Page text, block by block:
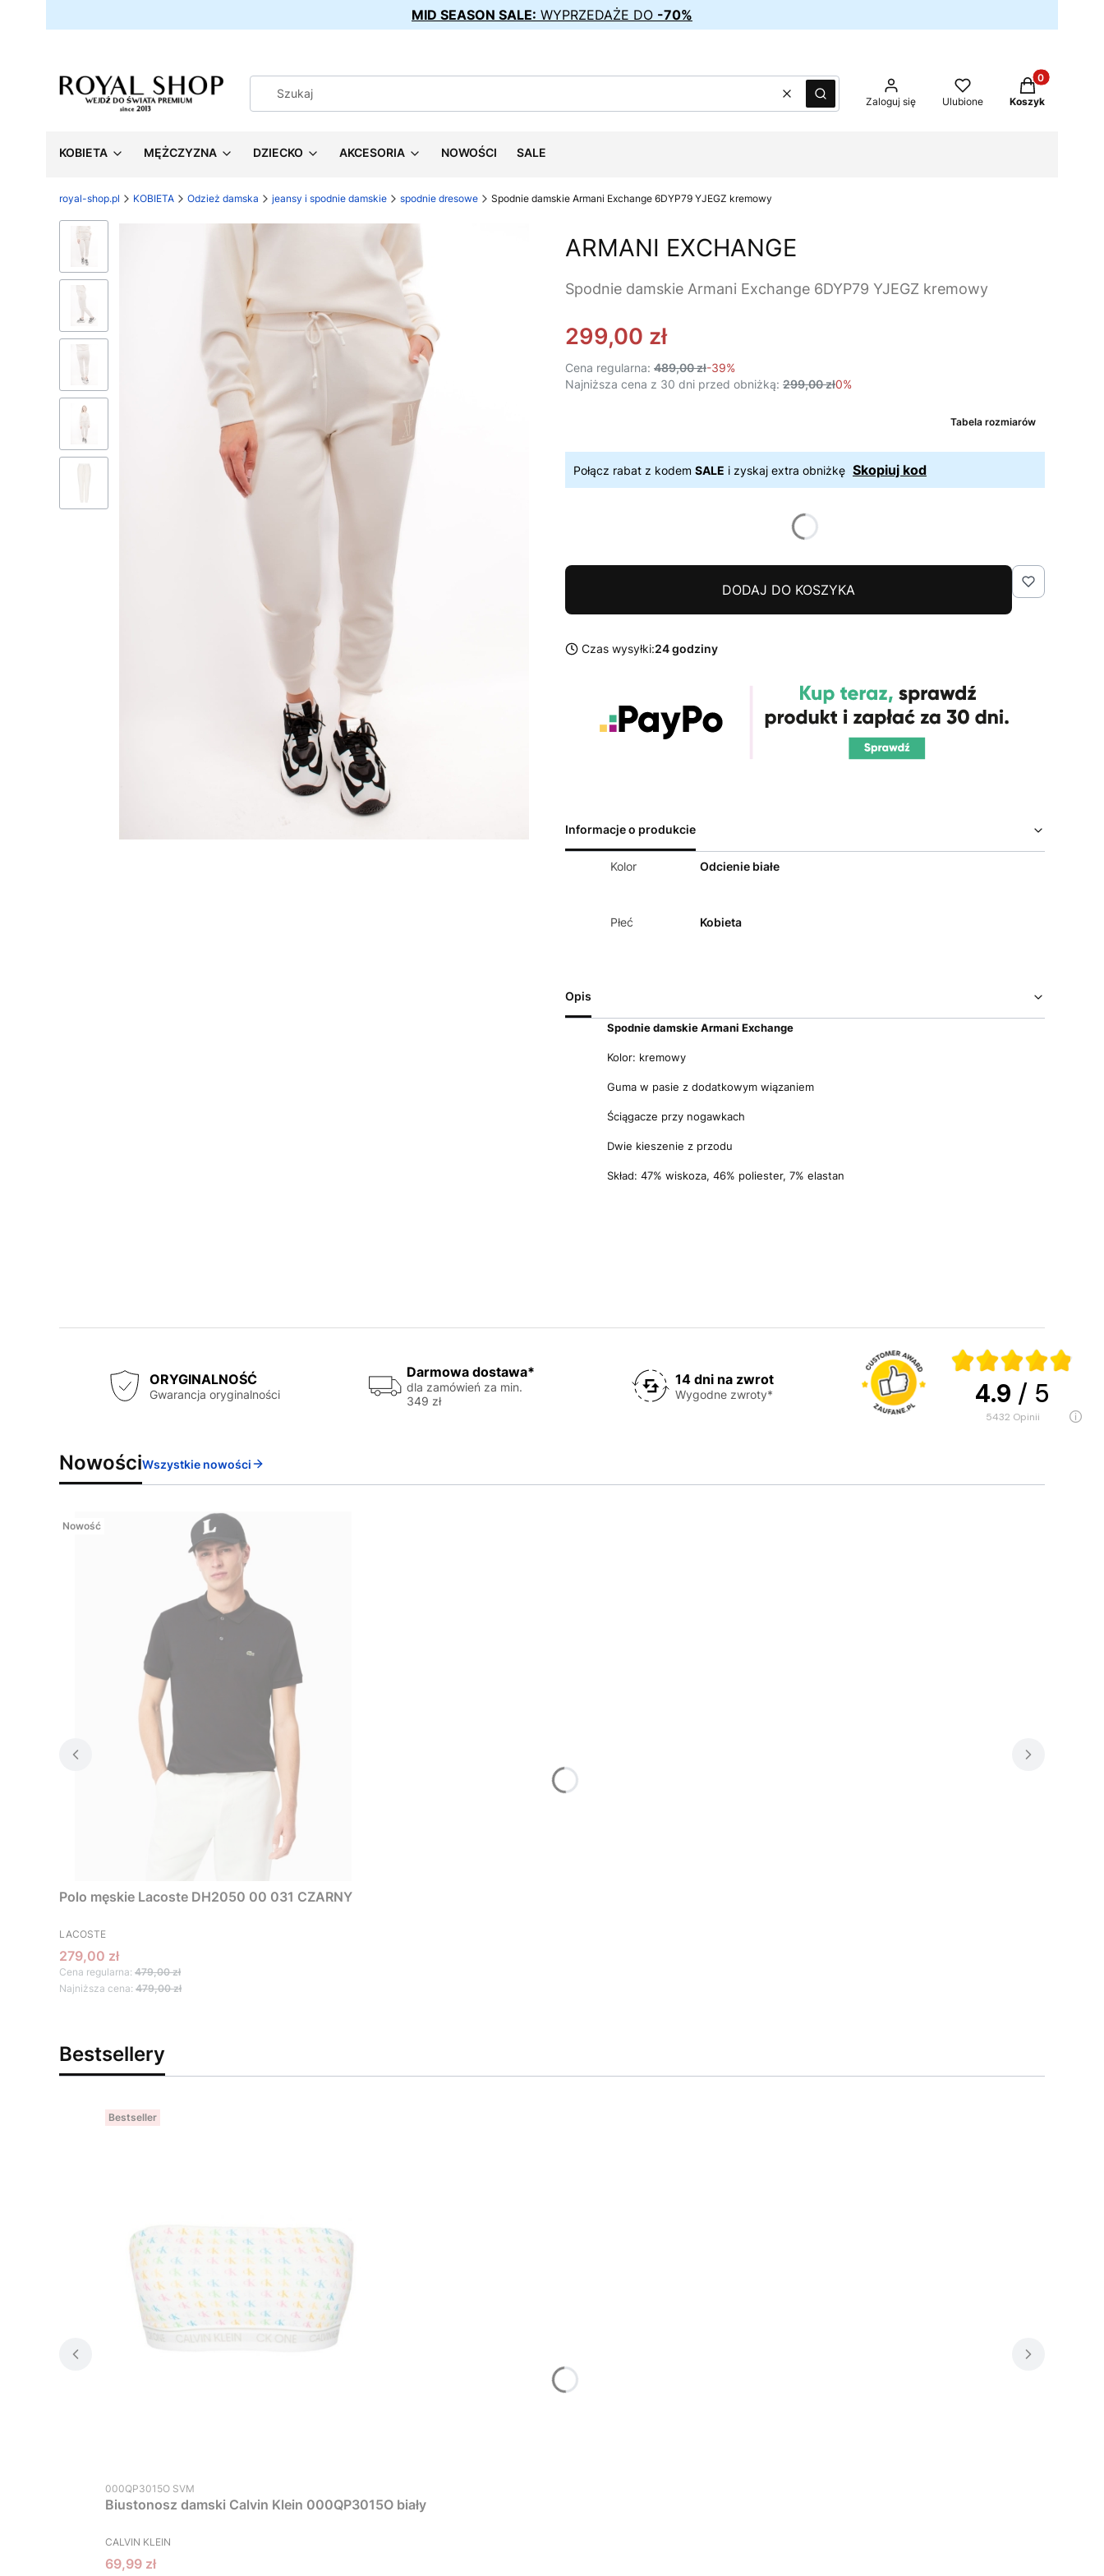
MID SEASON SALE: WYPRZEDAŻE DO -70%
WyczyśćSzukaj Zaloguj się Ulubione
Produkty w
Koszyk
KOBIETA MĘŻCZYZNA DZIECKO AKCESORIA NOWOŚCI SALE
royal-shop.pl KOBIETA Odzież damska jeansy i spodnie damskie spodnie dresowe Spodnie damskie Armani Exchange 6DYP79 YJEGZ kremowy
ARMANI EXCHANGE
Spodnie damskie Armani Exchange 6DYP79 YJEGZ kremowy
299,00 zł
Cena regularna: 489,00 zł-39%
Najniższa cena z 30 dni przed obniżką: 299,00 zł0%
Tabela rozmiarów
Połącz rabat z kodem SALE i zyskaj extra obniżkę Skopiuj kod
DODAJ DO KOSZYKA
Czas wysyłki:24 godziny
Informacje o produkcie
Kolor Odcienie białe
Płeć Kobieta
Opis
Spodnie damskie Armani Exchange
Kolor: kremowy
Guma w pasie z dodatkowym wiązaniem
Ściągacze przy nogawkach
Dwie kieszenie z przodu
Skład: 47% wiskoza, 46% poliester, 7% elastan
ORYGINALNOŚĆ
Gwarancja oryginalności
Darmowa dostawa*
dla zamówień za min.
349 zł
14 dni na zwrot
Wygodne zwroty* 4.9 / 5
5432 opinii
NowościWszystkie nowości
Nowość
Polo męskie Lacoste DH2050 00 031 CZARNY
PRODUCENT
LACOSTE
Cena promocyjna
279,00 zł
Cena regularna: 479,00 zł
Najniższa cena: 479,00 zł
Bestsellery
Bestseller
Kod produktu
000QP3015O SVM
Biustonosz damski Calvin Klein 000QP3015O biały
PRODUCENT
CALVIN KLEIN
Cena promocyjna
69,99 zł